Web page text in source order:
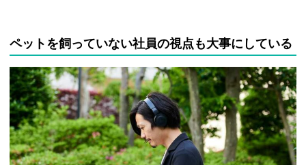
ペットを飼っていない社員の視点も大事にしている